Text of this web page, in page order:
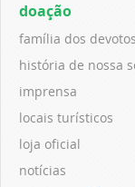
doação
família dos devotos
história de nossa
imprensa
locais turísticos
loja oficial
notícias